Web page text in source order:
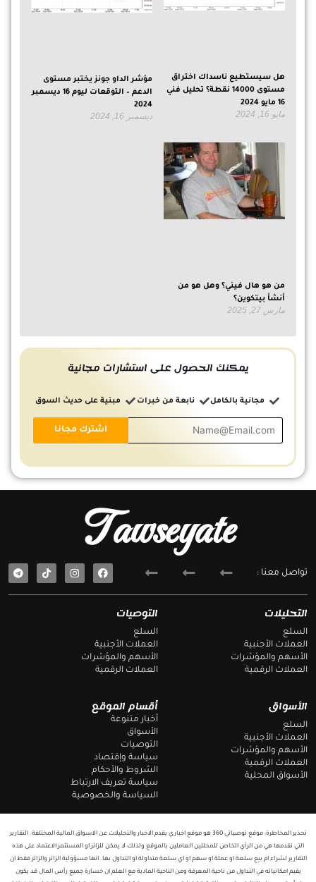
هل سيستطيع ناسداك اختراق
مستوى 14000 نقطة؟ تحليل فني
16 مايو 2024
مايو 16, 2024
مؤشر الداو جونز يختبر مستوى
الدعم – التوقعات ليوم 16 ديسمبر
2024
ديسمبر 16, 2024
من هو هال فيني؟ وهل هو من
أنشأ بيتكوين؟
مارس 27, 2025
يمكنك الحصول على استشارات مجانية
مجانية بالكامل نابعة من خبرات مبنية على حديث السوق
أقسام الموقع
أخبار متنوعة
الأسواق
التوصيات
سياسة وإقتصاد
الشروط والأحكام
سياسة تعريف الارتباط
السياسة والخصوصية
الأسواق
السلع
العملات الأجنبية
الأسهم والمؤشرات
العملات الرقمية
الأسواق المحلية
التوصيات
السلع
العملات الأجنبية
الأسهم والمؤشرات
العملات الرقمية
التحليلات
السلع
العملات الأجنبية
الأسهم والمؤشرات
العملات الرقمية
Tawseyate
تواصل معنا :
F
a
e
T
e
e
تحذير المخاطرة: موقع توصياتي 360 هو موقع اخباري يقدم الاخبار والتحليلات عن الاسواق المالية المختلفة. التقارير
التي نقدمها هي من الرأي الخاص للمحللين العاملين بالموقع ولذلك لا يمكن للزائر او المستثمر الاعتماد على هذه
التقارير لشراء ام بيع سلعة او عملة او سهم او اي سلعة متداولة او التداول بها. انها مسؤولية الزائر والزائر فقط ان
يقيم امكانياته في التداول من ناحية المعرفة ومن الناحية المادية مع العلم ان خسارة جميع رأس المال قد يكون